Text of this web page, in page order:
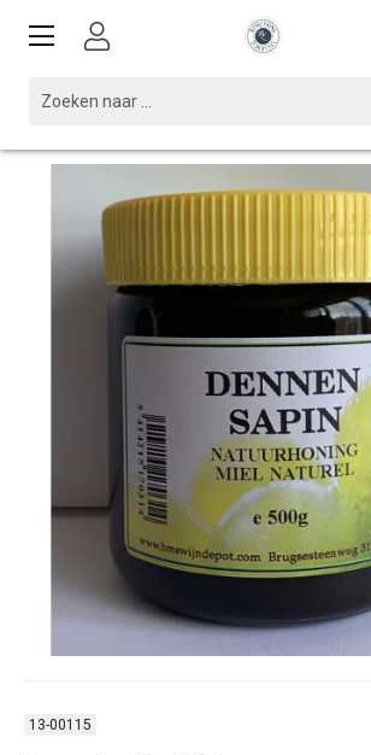
13-00115